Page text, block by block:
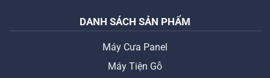
DANH SÁCH SẢN PHẨM
Máy Cưa Panel
Máy Tiện Gỗ